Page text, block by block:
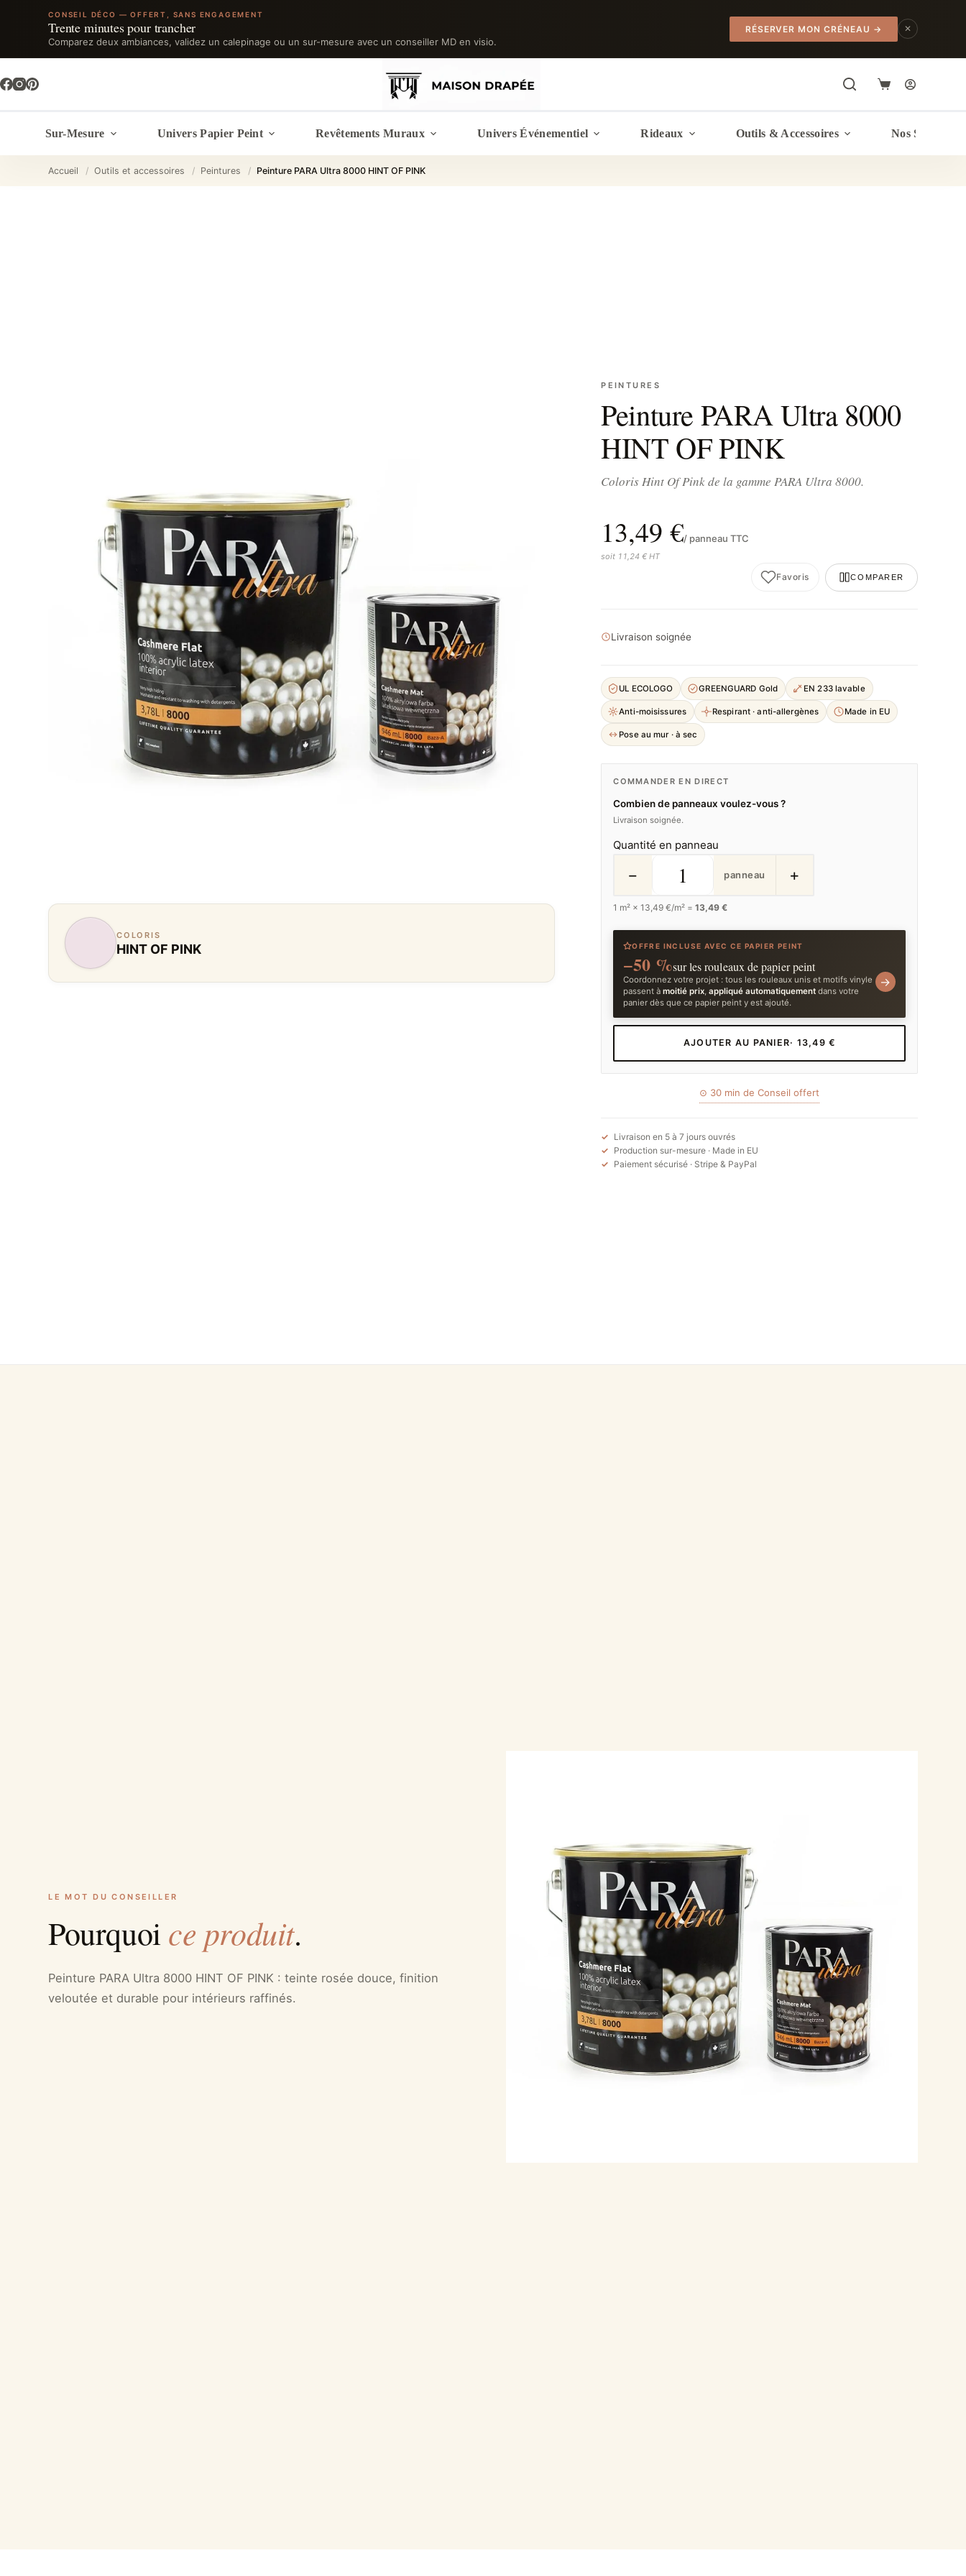
CONSEIL DÉCO — OFFERT, SANS ENGAGEMENT
Trente minutes pour trancher
Comparez deux ambiances, validez un calepinage ou un sur-mesure avec un conseiller MD en visio.
RÉSERVER MON CRÉNEAU → ✕
au
contenu
Panier
Sur-Mesure Univers Papier Peint Revêtements Muraux Univers Événementiel Rideaux Outils & Accessoires Nos Services
Accueil / Outils et accessoires / Peintures / Peinture PARA Ultra 8000 HINT OF PINK
COLORIS
HINT OF PINK
PEINTURES
Peinture PARA Ultra 8000
HINT OF PINK
Coloris Hint Of Pink de la gamme PARA Ultra 8000.
13,49 €/ panneau TTC
soit 11,24 € HT
Favoris COMPARER
Livraison soignée
UL ECOLOGO GREENGUARD Gold EN 233 lavable
Anti-moisissures Respirant · anti-allergènes Made in EU
Pose au mur · à sec
COMMANDER EN DIRECT
Combien de panneaux voulez-vous ?
Livraison soignée.
Quantité en panneau
− panneau +
1 m² ×13,49 €/m² =13,49 €
OFFRE INCLUSE AVEC CE PAPIER PEINT
−50 %sur les rouleaux de papier peint
Coordonnez votre projet : tous les rouleaux unis et motifs vinyle
passent àmoitié prix ,appliqué automatiquement dans votre
panier dès que ce papier peint y est ajouté.
→
AJOUTER AU PANIER· 13,49 €
⊙ 30 min de Conseil offert
Livraison en 5 à 7 jours ouvrés
Production sur-mesure · Made in EU
Paiement sécurisé · Stripe & PayPal
LE MOT DU CONSEILLER
Pourquoi ce produit.
Peinture PARA Ultra 8000 HINT OF PINK : teinte rosée douce, finition
veloutée et durable pour intérieurs raffinés.